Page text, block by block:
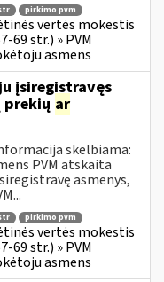
pirkimo pvm
vertės mokestis
69 str.) » PVM
asmens
įsiregistravęs
ar
skelbiama:
PVM atskaita
asmenys,
pirkimo pvm
vertės mokestis
69 str.) » PVM
asmens